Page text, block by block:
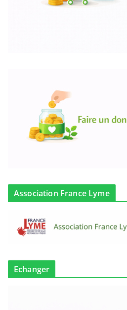
Association France Lyme
Echanger